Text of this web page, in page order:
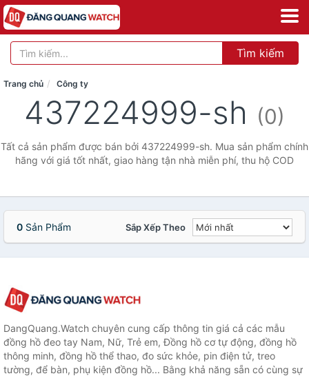
Tìm kiếm
Trang chủ Công ty
437224999-sh (0)
Tất cả sản phẩm được bán bởi 437224999-sh. Mua sản phẩm chính
hãng với giá tốt nhất, giao hàng tận nhà miễn phí, thu hộ COD
0 Sản Phẩm Sắp Xếp Theo
DangQuang.Watch chuyên cung cấp thông tin giá cả các mẫu
đồng hồ đeo tay Nam, Nữ, Trẻ em, Đồng hồ cơ tự động, đồng hồ
thông minh, đồng hồ thể thao, đo sức khỏe, pin điện tử, treo
tường, để bàn, phụ kiện đồng hồ... Bằng khả năng sẵn có cùng sự